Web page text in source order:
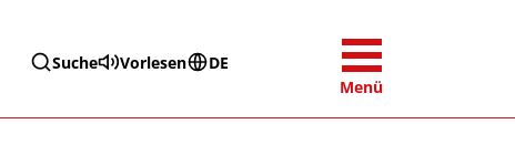
Suche Vorlesen
DE
Menü